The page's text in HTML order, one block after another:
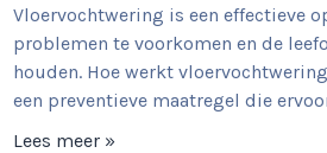
Vloervochtwering is een effectieve
problemen te voorkomen en de
houden. Hoe werkt
een preventieve maatregel die
Lees meer »